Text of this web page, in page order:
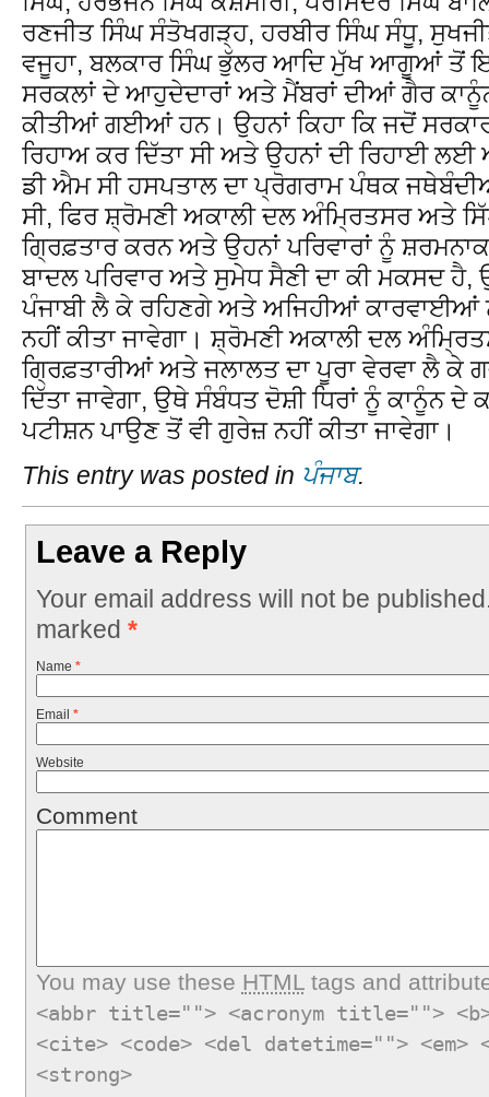
ਰਣਜੀਤ ਸਿੰਘ ਸੰਤੋਖਗੜ੍ਹ, ਹਰਬੀਰ ਸਿੰਘ ਸੰਧੂ,
ਵਜੂਹਾ, ਬਲਕਾਰ ਸਿੰਘ ਭੁੱਲਰ ਆਦਿ ਮੁੱਖ ਆਗੂਆਂ ਤੋਂ
ਸਰਕਲਾਂ ਦੇ ਆਹੁਦੇਦਾਰਾਂ ਅਤੇ ਮੈਂਬਰਾਂ ਦੀਆਂ ਗੈਰ
ਕੀਤੀਆਂ ਗਈਆਂ ਹਨ। ਉਹਨਾਂ ਕਿਹਾ ਕਿ ਜਦੋਂ
ਰਿਹਾਅ ਕਰ ਦਿੱਤਾ ਸੀ ਅਤੇ ਉਹਨਾਂ ਦੀ ਰਿਹਾਈ
ਡੀ ਐਮ ਸੀ ਹਸਪਤਾਲ ਦਾ ਪ੍ਰੋਗਰਾਮ ਪੰਥਕ
ਸੀ, ਫਿਰ ਸ਼੍ਰੋਮਣੀ ਅਕਾਲੀ ਦਲ ਅੰਮ੍ਰਿਤਸਰ ਅਤੇ
ਗ੍ਰਿਫ਼ਤਾਰ ਕਰਨ ਅਤੇ ਉਹਨਾਂ ਪਰਿਵਾਰਾਂ ਨੂੰ
ਬਾਦਲ ਪਰਿਵਾਰ ਅਤੇ ਸੁਮੇਧ ਸੈਣੀ ਦਾ ਕੀ ਮਕਸਦ ਹੈ,
ਪੰਜਾਬੀ ਲੈ ਕੇ ਰਹਿਣਗੇ ਅਤੇ ਅਜਿਹੀਆਂ ਕਾਰਵਾਈਆਂ
ਨਹੀਂ ਕੀਤਾ ਜਾਵੇਗਾ। ਸ਼੍ਰੋਮਣੀ ਅਕਾਲੀ ਦਲ
ਗ੍ਰਿਫ਼ਤਾਰੀਆਂ ਅਤੇ ਜਲਾਲਤ ਦਾ ਪੂਰਾ ਵੇਰਵਾ ਲੈ ਕੇ
ਦਿੱਤਾ ਜਾਵੇਗਾ, ਉਥੇ ਸੰਬੰਧਤ ਦੋਸ਼ੀ ਧਿਰਾਂ ਨੂੰ ਕਾਨੂੰਨ ਦੇ
ਪਟੀਸ਼ਨ ਪਾਉਣ ਤੋਂ ਵੀ ਗੁਰੇਜ਼ ਨਹੀਂ ਕੀਤਾ ਜਾਵੇਗਾ।
This entry was posted in ਪੰਜਾਬ.
Leave a Reply
Your email address will not be
marked *
Name *
Email *
Website
Comment
You may use these HTMLtags and
<abbr title=""> <acronym title="">
<cite> <code> <del datetime="">
<strong>